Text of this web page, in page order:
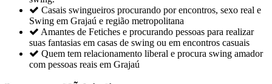
 Casais swingueiros procurando por encontros, sexo real e
Swing em Grajaú e região metropolitana
 Amantes de Fetiches e procurando pessoas para realizar
suas fantasias em casas de swing ou em encontros casuais
 Quem tem relacionamento liberal e procura swing amador
com pessoas reais em Grajaú